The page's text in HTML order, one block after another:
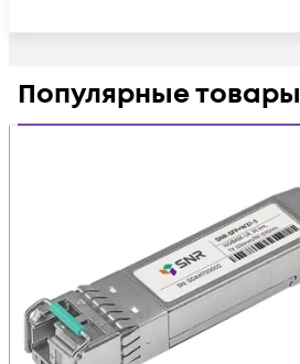
Популярные товары